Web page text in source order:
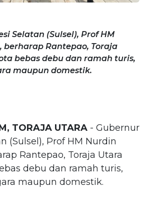
Selatan (Sulsel), Prof HM
berharap Rantepao, Toraja
bebas debu dan ramah turis,
maupun domestik.
TORAJA UTARA - Gubernur
(Sulsel), Prof HM Nurdin
Rantepao, Toraja Utara
debu dan ramah turis,
maupun domestik.